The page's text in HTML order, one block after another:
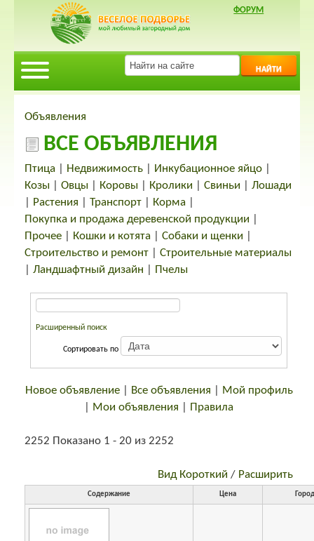
ФОРУМ
НАЙТИ
Объявления
ВСЕ ОБЪЯВЛЕНИЯ
Птица Недвижимость Инкубационное яйцо
Козы
Овцы Коровы Кролики Свиньи
Лошади
Растения Транспорт Корма
Покупка и продажа деревенской продукции
Прочее
Кошки и котята Собаки и щенки
Строительство и ремонт
Строительные материалы
Ландшафтный дизайн Пчелы
Расширенный поиск
Сортировать по
Новое объявление| Все объявления
Мой профиль
Мои объявления Правила
2252 Показано 1 - 20 из 2252
Вид Короткий / Расширить
Содержание Цена Город